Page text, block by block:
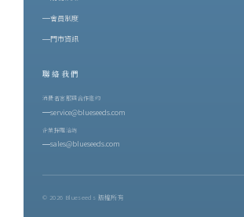
山共同協作的結果 —— 有蟲害的年份才有蜜香
正是後來香水裡那股甜的來源。二、製茶師的
是從嘉義嫁到台東的媳婦，卻一手把博雅齋種
紅烏龍茶園。踏入茶界近四十年，她始終親力
序，並期許自己不只是茶農，而是一位讀懂茶
師」。博雅齋的茶園位在三面環山、一面環河
的標準嚴格到有些固執：在十六甲茶園裡逐批
裡的頂級好茶，往往只有十分之一。每一泡茶
會員制度
門市資訊
聯絡我們
消費者客服與合作邀約
service@blueseeds.com
企業採購洽詢
sales@blueseeds.com
© 2026 Blueseeds 版權所有